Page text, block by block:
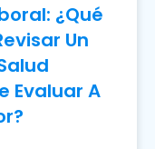
¿Qué
Un
Evaluar A